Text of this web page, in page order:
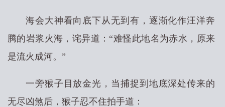
海会大神看向底下从无到有，逐渐化作汪洋奔
腾的岩浆火海，诧异道：“难怪此地名为赤水，原来
是流火成河。”
一旁猴子目放金光，当捕捉到地底深处传来的
无尽凶煞后，猴子忍不住拍手道：